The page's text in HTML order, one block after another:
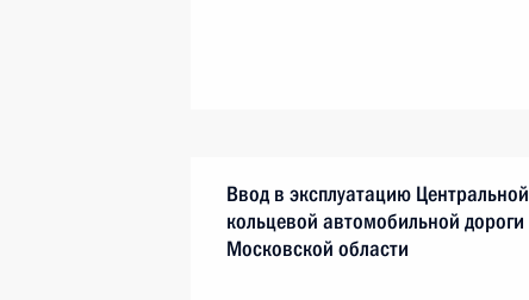
Ввод в эксплуатацию Центральной
кольцевой автомобильной дороги
Московской области